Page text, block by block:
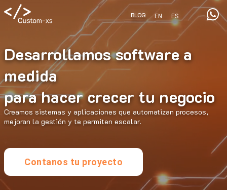
BLOG EN ES
Desarrollamos software a
medida
para hacer crecer tu negocio
Creamos sistemas y aplicaciones que automatizan procesos,
mejoran la gestión y te permiten escalar.
Contanos tu proyecto